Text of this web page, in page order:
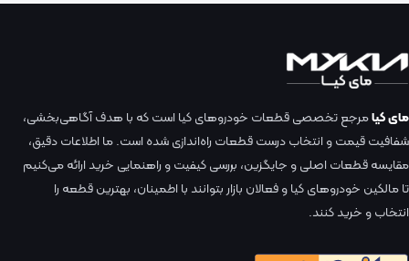
مای کیامرجع تخصصی قطعات خودروهای کیا است که با هدف آگاهی‌بخشی،
شفافیت قیمت و انتخاب درست قطعات راه‌اندازی شده است. ما اطلاعات دقیق،
مقایسه قطعات اصلی و جایگزین، بررسی کیفیت و راهنمایی خرید ارائه می‌کنیم
تا مالکین خودروهای کیا و فعالان بازار بتوانند با اطمینان، بهترین قطعه را
انتخاب و خرید کنند.